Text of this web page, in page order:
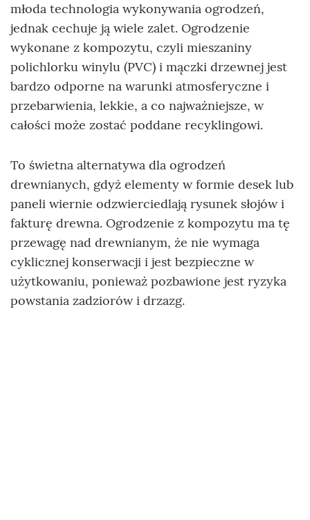
młoda technologia wykonywania ogrodzeń,
jednak cechuje ją wiele zalet. Ogrodzenie
wykonane z kompozytu, czyli mieszaniny
polichlorku winylu (PVC) i mączki drzewnej jest
bardzo odporne na warunki atmosferyczne i
przebarwienia, lekkie, a co najważniejsze, w
całości może zostać poddane recyklingowi.
To świetna alternatywa dla ogrodzeń
drewnianych, gdyż elementy w formie desek lub
paneli wiernie odzwierciedlają rysunek słojów i
fakturę drewna. Ogrodzenie z kompozytu ma tę
przewagę nad drewnianym, że nie wymaga
cyklicznej konserwacji i jest bezpieczne w
użytkowaniu, ponieważ pozbawione jest ryzyka
powstania zadziorów i drzazg.